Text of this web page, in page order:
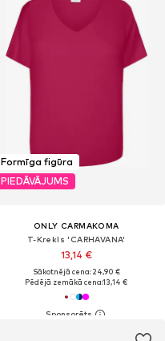
Formīga figūra
PIEDĀVĀJUMS
ONLY CARMAKOMA
T-Krekls 'CARHAVANA'
13,14 €
Sākotnējā cena: 24,90 €
Pēdējā zemākā cena:13,14 €